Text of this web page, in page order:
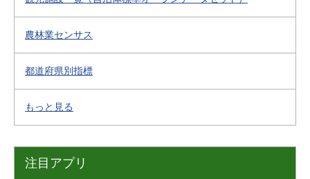
農林業センサス
都道府県別指標
もっと見る
注目アプリ